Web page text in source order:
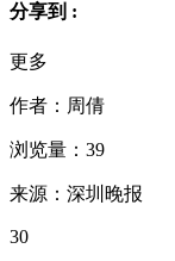
分享到 :
更多
作者：周倩
浏览量：39
来源：深圳晚报
30